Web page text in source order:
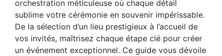
orchestration méticuleuse où chaque détail
sublime votre cérémonie en souvenir impérissable.
De la sélection d’un lieu prestigieux à l’accueil de
vos invités, maîtrisez chaque étape clé pour créer
un événement exceptionnel. Ce guide vous dévoile